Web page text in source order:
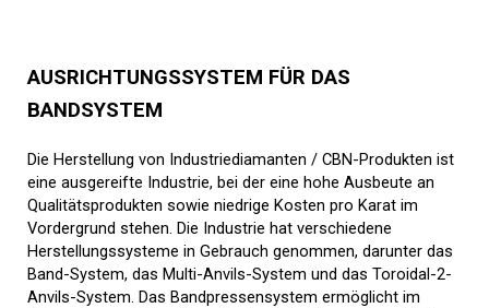
AUSRICHTUNGSSYSTEM FÜR DAS
BANDSYSTEM
Die Herstellung von Industriediamanten / CBN-Produkten ist
eine ausgereifte Industrie, bei der eine hohe Ausbeute an
Qualitätsprodukten sowie niedrige Kosten pro Karat im
Vordergrund stehen. Die Industrie hat verschiedene
Herstellungssysteme in Gebrauch genommen, darunter das
Band-System, das Multi-Anvils-System und das Toroidal-2-
Anvils-System. Das Bandpressensystem ermöglicht im